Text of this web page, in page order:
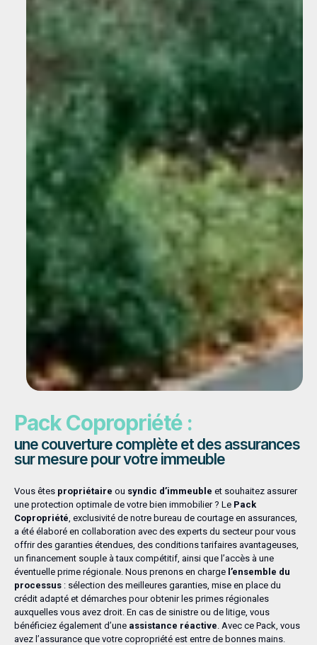
Pack Copropriété :
une couverture complète et des assurances
sur mesure pour votre immeuble
Vous êtes propriétaire ou syndic d’immeuble et souhaitez assurer
une protection optimale de votre bien immobilier ? Le Pack
Copropriété , exclusivité de notre bureau de courtage en assurances,
a été élaboré en collaboration avec des experts du secteur pour vous
offrir des garanties étendues, des conditions tarifaires avantageuses,
un financement souple à taux compétitif, ainsi que l’accès à une
éventuelle prime régionale. Nous prenons en charge l’ensemble du
processus : sélection des meilleures garanties, mise en place du
crédit adapté et démarches pour obtenir les primes régionales
auxquelles vous avez droit. En cas de sinistre ou de litige, vous
bénéficiez également d’une assistance réactive . Avec ce Pack, vous
avez l’assurance que votre copropriété est entre de bonnes mains.